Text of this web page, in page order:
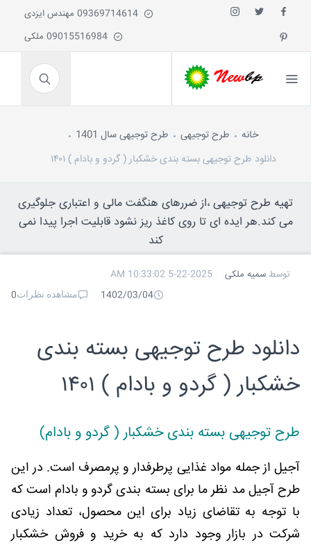
خانه طرح توجیهی
طرح توجیهی سال 1401
دانلود طرح توجیهی بسته بندی خشکبار ( گردو و بادام ) ۱۴۰۱
تهیه طرح توجیهی ،از ضررهای هنگفت مالی و اعتباری جلوگیری
می کند.هر ایده ای تا روی کاغذ ریز نشود قابلیت اجرا پیدا نمی
کند
توسط سمیه ملکی
5-22-2025 10:33:02 AM
1402/03/04
مشاهده نظرات0
دانلود طرح توجیهی بسته بندی
خشکبار ( گردو و بادام ) ۱۴۰۱
طرح توجیهی بسته بندی خشکبار ( گردو و بادام)
آجیل از جمله مواد غذایی پرطرفدار و پرمصرف است. در این
طرح آجیل مد نظر ما برای بسته بندی گردو و بادام است که
با توجه به تقاضای زیاد برای این محصول، تعداد زیادی
شرکت در بازار وجود دارد که به خرید و فروش خشکبار